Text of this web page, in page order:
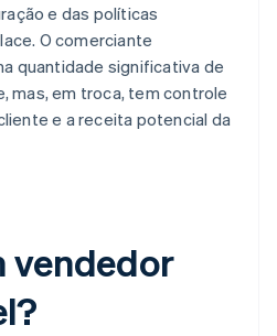
e das políticas
O comerciante
quantidade significativa de
mas, em troca, tem controle
e a receita potencial da
vendedor